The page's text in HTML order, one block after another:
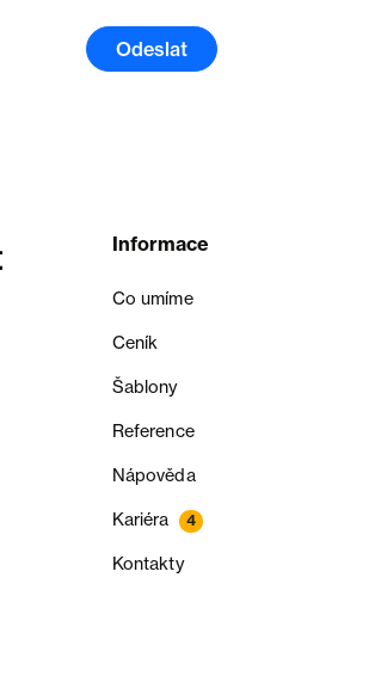
Odeslat
Informace
Co umíme
Ceník
Šablony
Reference
Nápověda
Kariéra 4
Kontakty